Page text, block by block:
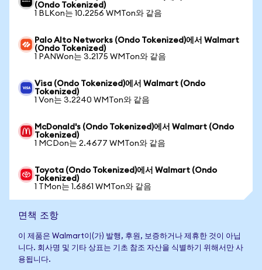
(Ondo Tokenized)
1 BLKon는 10.2256 WMTon와 같음
Palo Alto Networks (Ondo Tokenized)에서 Walmart
(Ondo Tokenized)
1 PANWon는 3.2175 WMTon와 같음
Visa (Ondo Tokenized)에서 Walmart (Ondo
Tokenized)
1 Von는 3.2240 WMTon와 같음
McDonald's (Ondo Tokenized)에서 Walmart (Ondo
Tokenized)
1 MCDon는 2.4677 WMTon와 같음
Toyota (Ondo Tokenized)에서 Walmart (Ondo
Tokenized)
1 TMon는 1.6861 WMTon와 같음
면책 조항
이 제품은 Walmart이(가) 발행, 후원, 보증하거나 제휴한 것이 아닙
니다. 회사명 및 기타 상표는 기초 참조 자산을 식별하기 위해서만 사
용됩니다.